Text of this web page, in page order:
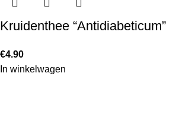
Kruidenthee “Antidiabeticum”
€4.90
In winkelwagen